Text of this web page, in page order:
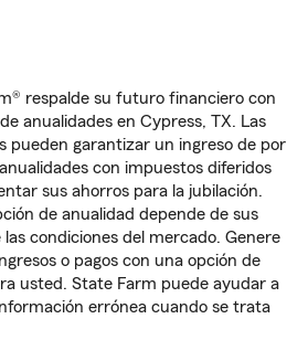
respalde su futuro financiero con
anualidades en Cypress, TX. Las
pueden garantizar un ingreso de por
con impuestos diferidos
sus ahorros para la jubilación.
de anualidad depende de sus
condiciones del mercado. Genere
o pagos con una opción de
usted. State Farm puede ayudar a
errónea cuando se trata